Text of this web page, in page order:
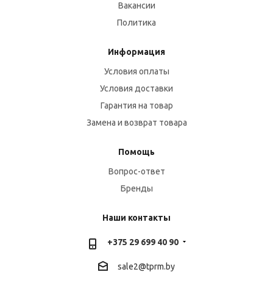
Вакансии
Политика
Информация
Условия оплаты
Условия доставки
Гарантия на товар
Замена и возврат товара
Помощь
Вопрос-ответ
Бренды
Наши контакты
+375 29 699 40 90
sale2@tprm.by